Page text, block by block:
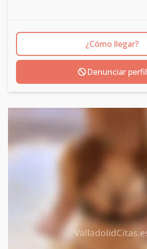
¿Cómo llegar?
Denunciar perfil